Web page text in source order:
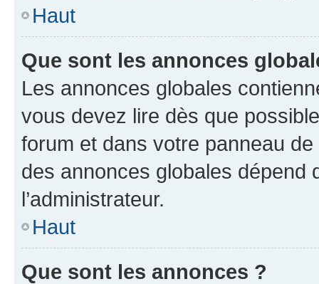
Haut
Que sont les annonces
Les annonces globales
vous devez lire dès que
forum et dans votre panneau
des annonces globales dépend
l’administrateur.
Haut
Que sont les annonces ?